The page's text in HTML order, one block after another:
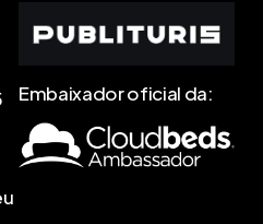
Embaixador oficial da: